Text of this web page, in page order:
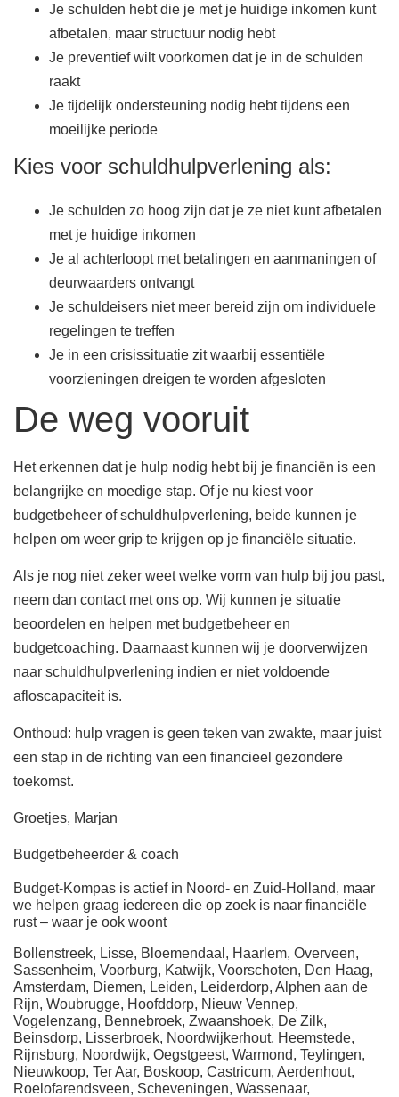
Je schulden hebt die je met je huidige inkomen kunt
afbetalen, maar structuur nodig hebt
Je preventief wilt voorkomen dat je in de schulden
raakt
Je tijdelijk ondersteuning nodig hebt tijdens een
moeilijke periode
Kies voor schuldhulpverlening als:
Je schulden zo hoog zijn dat je ze niet kunt afbetalen
met je huidige inkomen
Je al achterloopt met betalingen en aanmaningen of
deurwaarders ontvangt
Je schuldeisers niet meer bereid zijn om individuele
regelingen te treffen
Je in een crisissituatie zit waarbij essentiële
voorzieningen dreigen te worden afgesloten
De weg vooruit
Het erkennen dat je hulp nodig hebt bij je financiën is een
belangrijke en moedige stap. Of je nu kiest voor
budgetbeheer of schuldhulpverlening, beide kunnen je
helpen om weer grip te krijgen op je financiële situatie.
Als je nog niet zeker weet welke vorm van hulp bij jou past,
neem dan contact met ons op. Wij kunnen je situatie
beoordelen en helpen met budgetbeheer en
budgetcoaching. Daarnaast kunnen wij je doorverwijzen
naar schuldhulpverlening indien er niet voldoende
afloscapaciteit is.
Onthoud: hulp vragen is geen teken van zwakte, maar juist
een stap in de richting van een financieel gezondere
toekomst.
Groetjes, Marjan
Budgetbeheerder & coach
Budget-Kompas is actief in Noord- en Zuid-Holland, maar
we helpen graag iedereen die op zoek is naar financiële
rust – waar je ook woont
Bollenstreek, Lisse, Bloemendaal, Haarlem, Overveen,
Sassenheim, Voorburg, Katwijk, Voorschoten, Den Haag,
Amsterdam, Diemen, Leiden, Leiderdorp, Alphen aan de
Rijn, Woubrugge, Hoofddorp, Nieuw Vennep,
Vogelenzang, Bennebroek, Zwaanshoek, De Zilk,
Beinsdorp, Lisserbroek, Noordwijkerhout, Heemstede,
Rijnsburg, Noordwijk, Oegstgeest, Warmond, Teylingen,
Nieuwkoop, Ter Aar, Boskoop, Castricum, Aerdenhout,
Roelofarendsveen, Scheveningen, Wassenaar,